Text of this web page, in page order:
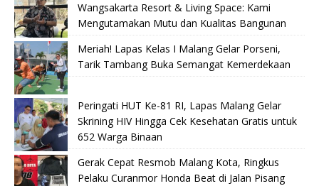
Wangsakarta Resort & Living Space: Kami
Mengutamakan Mutu dan Kualitas Bangunan
Meriah! Lapas Kelas I Malang Gelar Porseni,
Tarik Tambang Buka Semangat Kemerdekaan
Peringati HUT Ke-81 RI, Lapas Malang Gelar
Skrining HIV Hingga Cek Kesehatan Gratis untuk
652 Warga Binaan
Gerak Cepat Resmob Malang Kota, Ringkus
Pelaku Curanmor Honda Beat di Jalan Pisang